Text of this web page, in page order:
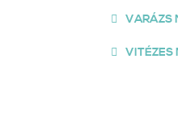
VARÁZS
VITÉZES